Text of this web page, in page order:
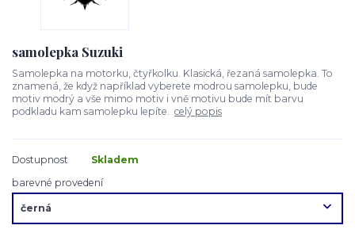
samolepka Suzuki
Samolepka na motorku, čtyřkolku. Klasická, řezaná samolepka. To
znamená, že když například vyberete modrou samolepku, bude
motiv modrý a vše mimo motiv i vně motivu bude mít barvu
podkladu kam samolepku lepíte. celý popis
Dostupnost
Skladem
barevné provedení